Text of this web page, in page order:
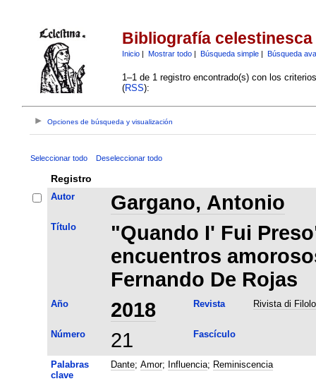
Bibliografía celestinesca
Inicio| Mostrar todo| Búsqueda simple| Búsqueda
1–1 de 1 registro encontrado(s) con los
(RSS):
Opciones de búsqueda y visualización
Seleccionar todo Deseleccionar todo
Registro
Autor Gargano, Antonio
Título
"Quando I' Fui
encuentros
Fernando De Rojas
Año 2018 Revista Rivista di
Número 21 Fascículo
Palabras
clave
Dante; Amor; Influencia; Reminiscencia